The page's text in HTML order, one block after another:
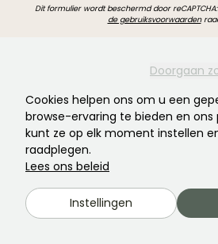
Doorgaan
Cookies helpen ons om u een
browse-ervaring te bieden en ons
kunt ze op elk moment instellen
raadplegen.
Lees ons beleid
Instellingen
Dit formulier wordt beschermd door
de gebruiksvoorwaarden
Heeft u niet gevonden